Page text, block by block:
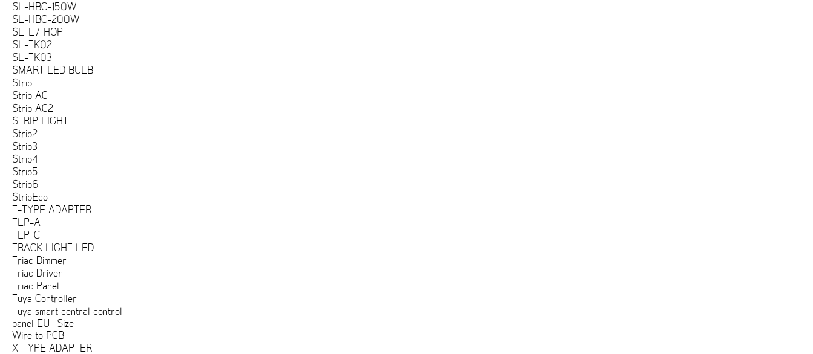
SL-HBC-150W
SL-HBC-200W
SL-L7-HOP
SL-TK02
SL-TK03
SMART LED BULB
Strip
Strip AC
Strip AC2
STRIP LIGHT
Strip2
Strip3
Strip4
Strip5
Strip6
StripEco
T-TYPE ADAPTER
TLP-A
TLP-C
TRACK LIGHT LED
Triac Dimmer
Triac Driver
Triac Panel
Tuya Controller
Tuya smart central control
panel EU- Size
Wire to PCB
X-TYPE ADAPTER